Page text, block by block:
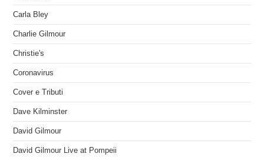
Carla Bley
Charlie Gilmour
Christie's
Coronavirus
Cover e Tributi
Dave Kilminster
David Gilmour
David Gilmour Live at Pompeii